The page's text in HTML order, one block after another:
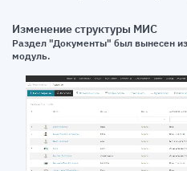
Изменение структуры МИС
Раздел "Документы" был вынесен
модуль.